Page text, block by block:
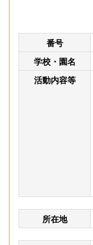
番号
学校・園名
活動内容等
所在地